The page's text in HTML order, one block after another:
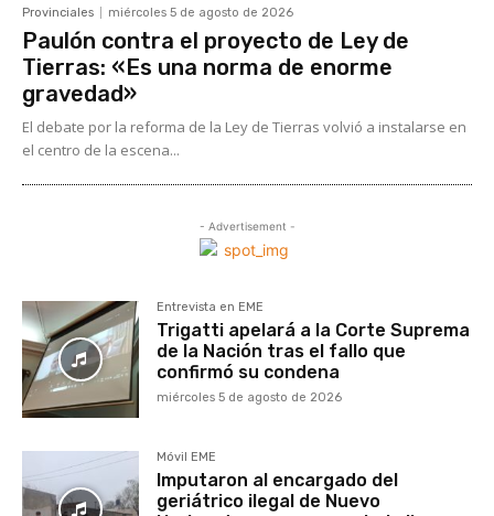
Provinciales miércoles 5 de agosto de 2026
Paulón contra el proyecto de Ley de
Tierras: «Es una norma de enorme
gravedad»
El debate por la reforma de la Ley de Tierras volvió a instalarse en
el centro de la escena...
- Advertisement -
Entrevista en EME
Trigatti apelará a la Corte Suprema
de la Nación tras el fallo que
confirmó su condena
miércoles 5 de agosto de 2026
Móvil EME
Imputaron al encargado del
geriátrico ilegal de Nuevo